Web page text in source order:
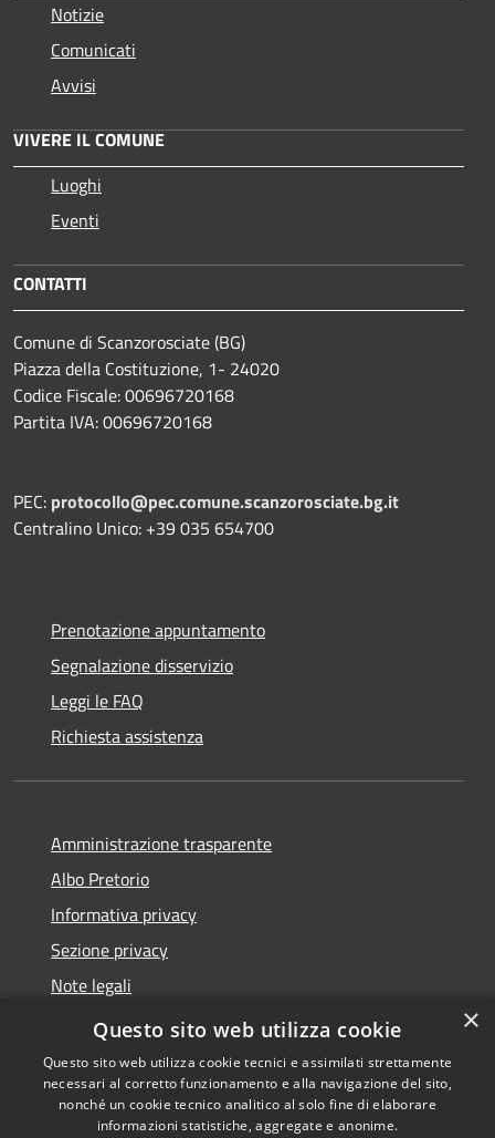
Notizie
Comunicati
Avvisi
VIVERE IL COMUNE
Luoghi
Eventi
CONTATTI
Comune di Scanzorosciate (BG)
Piazza della Costituzione, 1- 24020
Codice Fiscale: 00696720168
Partita IVA: 00696720168
PEC: protocollo@pec.comune.scanzorosciate.bg.it
Centralino Unico: +39 035 654700
Prenotazione appuntamento
Segnalazione disservizio
Leggi le FAQ
Richiesta assistenza
Amministrazione trasparente
Albo Pretorio
Informativa privacy
Sezione privacy
Note legali
Dichiarazione di accessibilità
Copyright © 2026 • Comune di
×
Questo sito web utilizza cookie
Questo sito web utilizza cookie tecnici e assimilati strettamente
necessari al corretto funzionamento e alla navigazione del sito,
nonché un cookie tecnico analitico al solo fine di elaborare
informazioni statistiche, aggregate e anonime.